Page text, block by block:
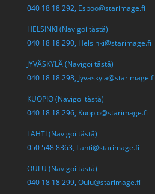
040 18 18 292, Espoo@starimage.fi
HELSINKI (Navigoi tästä)
040 18 18 290, Helsinki@starimage.fi
JYVÄSKYLÄ (Navigoi tästä)
040 18 18 298, Jyvaskyla@starimage.fi
KUOPIO (Navigoi tästä)
040 18 18 296, Kuopio@starimage.fi
LAHTI (Navigoi tästä)
050 548 8363, Lahti@starimage.fi
OULU (Navigoi tästä)
040 18 18 299, Oulu@starimage.fi